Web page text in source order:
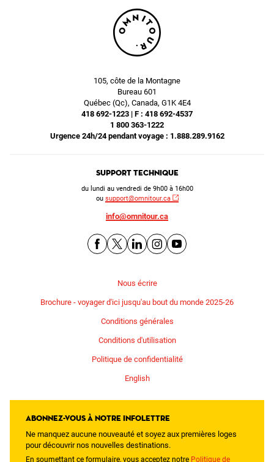
105, côte de la Montagne
Bureau 601
Québec (Qc), Canada, G1K 4E4
418 692-1223 | F : 418 692-4537
1 800 363-1222
Urgence 24h/24 pendant voyage : 1.888.289.9162
Support technique
du lundi au vendredi de 9h00 à 16h00
ou support@omnitour.ca
info@omnitour.ca
Nous écrire
Brochure - voyager d'ici jusqu'au bout du monde 2025-26
Conditions générales
Conditions d'utilisation
Politique de confidentialité
English
Abonnez-vous à notre infolettre
Ne manquez aucune nouveauté et soyez aux premières loges
pour découvrir nos nouvelles destinations.
En soumettant ce formulaire, vous acceptez notre Politique de